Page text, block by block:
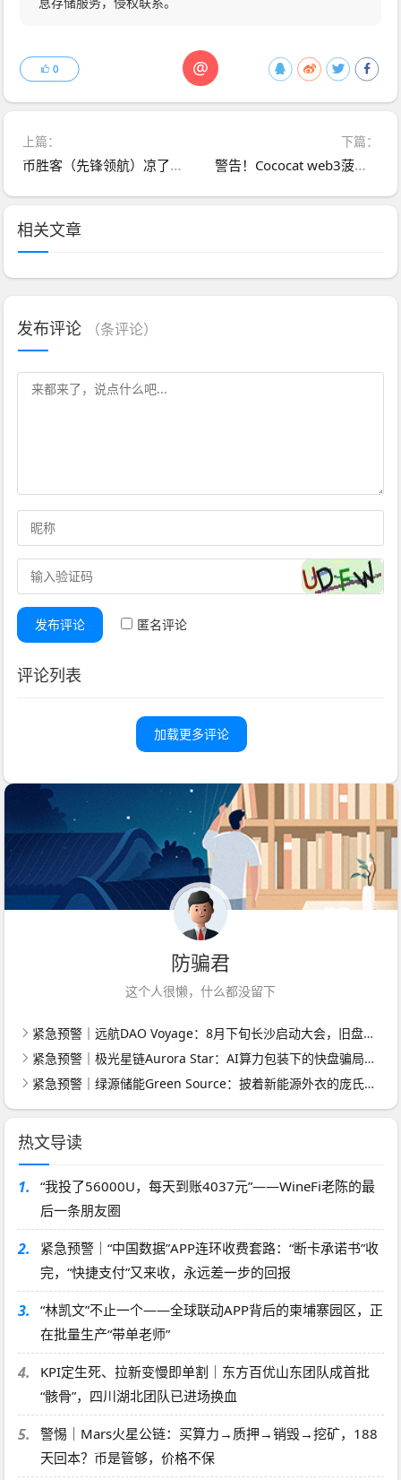
@
0
上篇：
币胜客（先锋领航）凉了：跟单分红资金盘骗局落幕，揭秘币圈小交易所收割真相
下篇：
警告！Cococat web3菠萝猫＂CAT代币＂“质押挖矿”传销骗局
相关文章
发布评论 （条评论）
发布评论 匿名评论
评论列表
加载更多评论
防骗君
这个人很懒，什么都没留下
紧急预警｜远航DAO Voyage：8月下旬长沙启动大会，旧盘团队平移，RWA+大宗商品包装——又是庞氏滚盘的老剧本
紧急预警｜极光星链Aurora Star：AI算力包装下的快盘骗局，认购即入坑
紧急预警｜绿源储能Green Source：披着新能源外衣的庞氏传销盘，8月千人大会就是收割信号
热文导读
1.
“我投了56000U，每天到账4037元”——WineFi老陈的最
后一条朋友圈
2.
紧急预警｜“中国数据”APP连环收费套路：“断卡承诺书”收
完，“快捷支付”又来收，永远差一步的回报
3.
“林凯文”不止一个——全球联动APP背后的柬埔寨园区，正
在批量生产“带单老师”
4.
KPI定生死、拉新变慢即单割｜东方百优山东团队成首批
“骸骨”，四川湖北团队已进场换血
5.
警惕｜Mars火星公链：买算力→质押→销毁→挖矿，188
天回本？币是管够，价格不保